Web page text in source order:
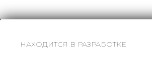
НАХОДИТСЯ В РАЗРАБОТКЕ